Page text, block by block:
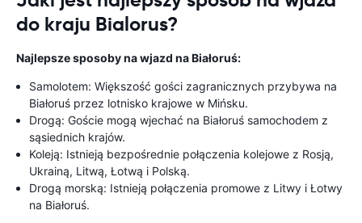
do kraju Bialorus?
Najlepsze sposoby na wjazd na Białoruś:
Samolotem: Większość gości zagranicznych przybywa na
Białoruś przez lotnisko krajowe w Mińsku.
Drogą: Goście mogą wjechać na Białoruś samochodem z
sąsiednich krajów.
Koleją: Istnieją bezpośrednie połączenia kolejowe z Rosją,
Ukrainą, Litwą, Łotwą i Polską.
Drogą morską: Istnieją połączenia promowe z Litwy i Łotwy
na Białoruś.